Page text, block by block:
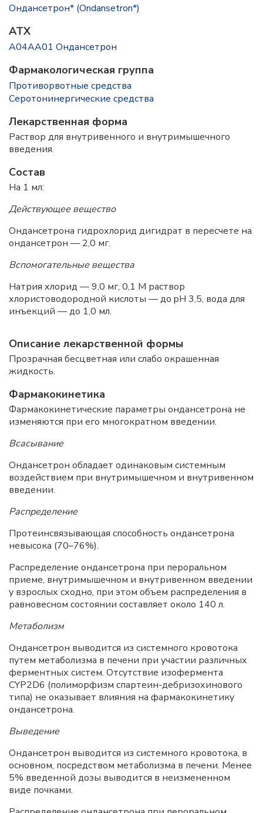
Ондансетрон* (Ondansetron*)
ATX
A04AA01 Ондансетрон
Фармакологическая группа
Противорвотные средства
Серотонинергические средства
Лекарственная форма
Раствор для внутривенного и внутримышечного
введения.
Состав
На 1 мл:
Действующее вещество
Ондансетрона гидрохлорид дигидрат в пересчете на
ондансетрон — 2,0 мг.
Вспомогательные вещества
Натрия хлорид — 9,0 мг, 0,1 М раствор
хлористоводородной кислоты — до pH 3,5, вода для
инъекций — до 1,0 мл.
Описание лекарственной формы
Прозрачная бесцветная или слабо окрашенная
жидкость.
Фармакокинетика
Фармакокинетические параметры ондансетрона не
изменяются при его многократном введении.
Всасывание
Ондансетрон обладает одинаковым системным
воздействием при внутримышечном и внутривенном
введении.
Распределение
Протеинсвязывающая способность ондансетрона
невысока (70–76%).
Распределение ондансетрона при пероральном
приеме, внутримышечном и внутривенном введении
у взрослых сходно, при этом объем распределения в
равновесном состоянии составляет около 140 л.
Метаболизм
Ондансетрон выводится из системного кровотока
путем метаболизма в печени при участии различных
ферментных систем. Отсутствие изофермента
CYP2D6 (полиморфизм спартеин-дебризохинового
типа) не оказывает влияния на фармакокинетику
ондансетрона.
Выведение
Ондансетрон выводится из системного кровотока, в
основном, посредством метаболизма в печени. Менее
5% введенной дозы выводится в неизмененном
виде почками.